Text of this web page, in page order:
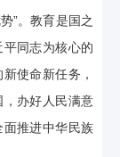
”。教育是国之
同志为核心的
使命新任务，
办好人民满意
推进中华民族